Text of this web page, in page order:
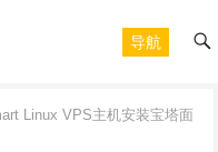
导航
Linux VPS主机安装宝塔面